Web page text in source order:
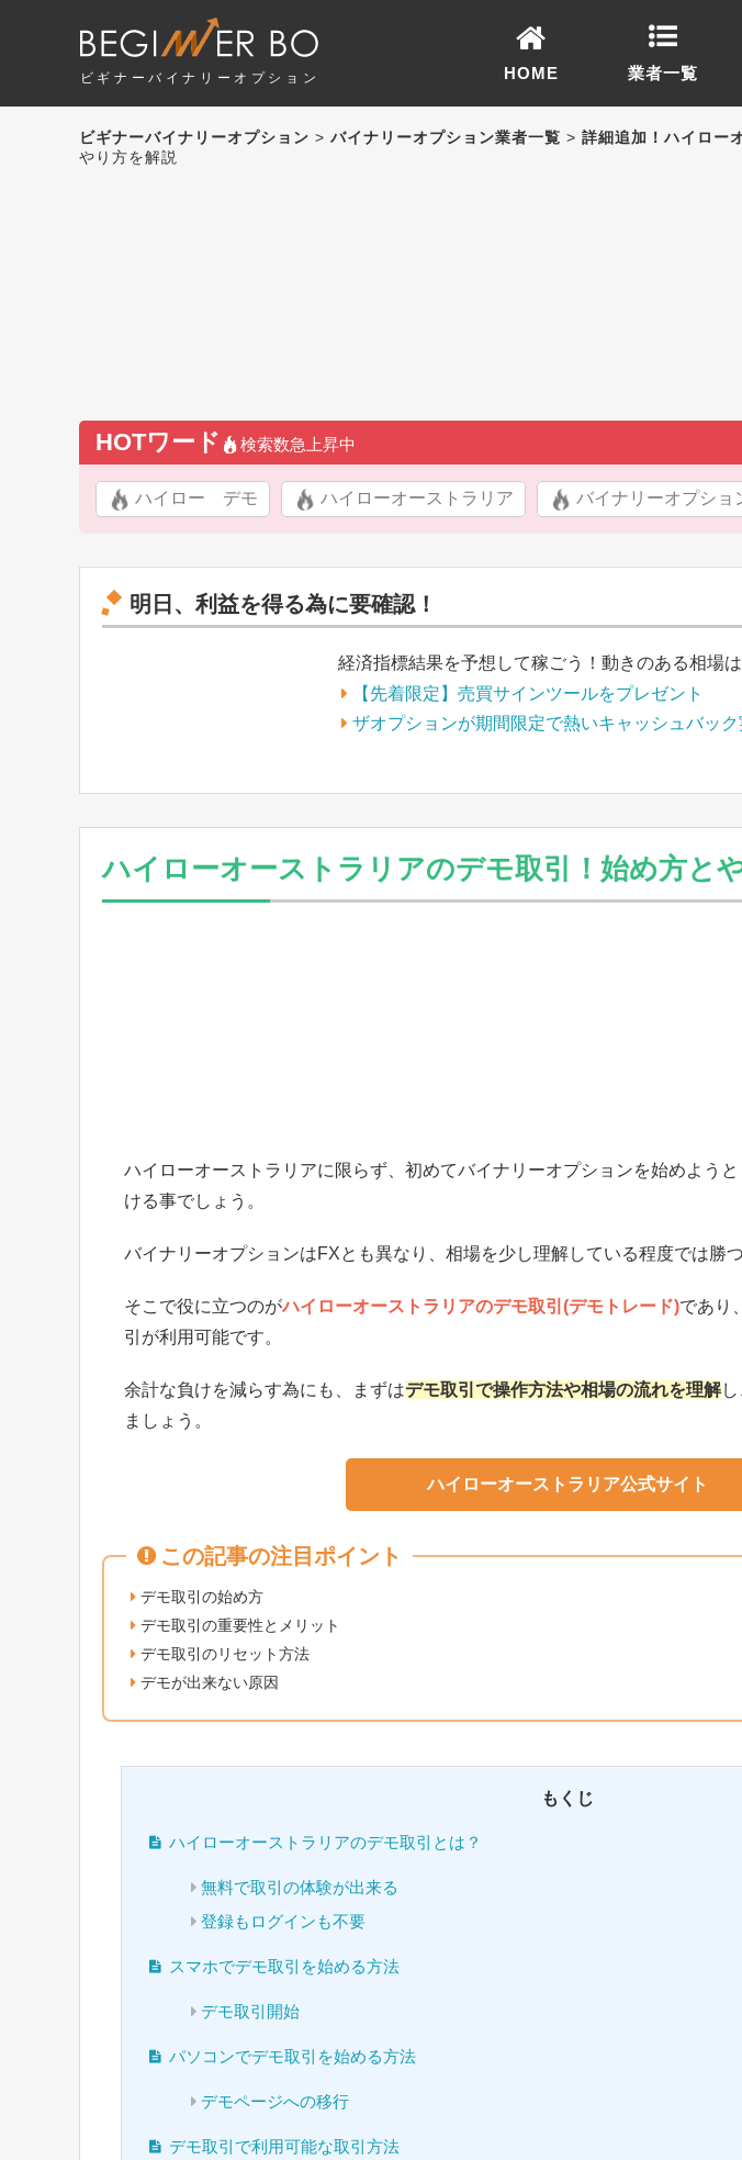
ビギナーバイナリーオプション HOME 業者一覧
ビギナーバイナリーオプション > バイナリーオプション業者一覧 > 詳細追加！ハイロー
やり方を解説
HOTワード 検索数急上昇中
ハイロー デモ ハイローオーストラリア バイナリーオプシ
明日、利益を得る為に要確認！
経済指標結果を予想して稼ごう！動きのある相場
【先着限定】売買サインツールをプレゼント
ザオプションが期間限定で熱いキャッシュバック
ハイローオーストラリアのデモ取引！始め方と
ハイローオーストラリアに限らず、初めてバイナリーオプションを始めよう
ける事でしょう。
バイナリーオプションはFXとも異なり、相場を少し理解している程度では勝
そこで役に立つのがハイローオーストラリアのデモ取引(デモトレード)であり
引が利用可能です。
余計な負けを減らす為にも、まずはデモ取引で操作方法や相場の流れを理解し
ましょう。
ハイローオーストラリア公式サイト
この記事の注目ポイント
デモ取引の始め方
デモ取引の重要性とメリット
デモ取引のリセット方法
デモが出来ない原因
もくじ
ハイローオーストラリアのデモ取引とは？
無料で取引の体験が出来る
登録もログインも不要
スマホでデモ取引を始める方法
デモ取引開始
パソコンでデモ取引を始める方法
デモページへの移行
デモ取引で利用可能な取引方法